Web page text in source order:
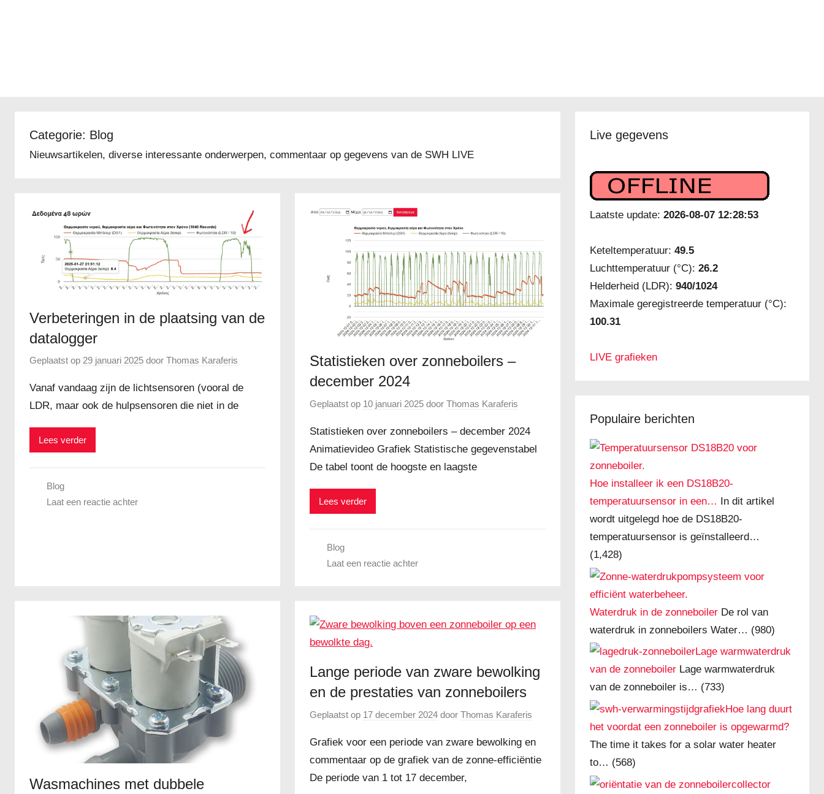
Categorie: Blog
Nieuwsartikelen, diverse interessante onderwerpen, commentaar op gegevens van de SWH LIVE
Verbeteringen in de plaatsing van de
datalogger
Geplaatst op 29 januari 2025 door Thomas Karaferis
Vanaf vandaag zijn de lichtsensoren (vooral de
LDR, maar ook de hulpsensoren die niet in de
Lees verder
Blog
Laat een reactie achter
Statistieken over zonneboilers –
december 2024
Geplaatst op 10 januari 2025 doorThomas Karaferis
Statistieken over zonneboilers – december 2024
Animatievideo Grafiek Statistische gegevenstabel
De tabel toont de hoogste en laagste
Lees verder
Blog
Laat een reactie achter
Wasmachines met dubbele
Lange periode van zware bewolking
en de prestaties van zonneboilers
Geplaatst op 17 december 2024 doorThomas Karaferis
Grafiek voor een periode van zware bewolking en
commentaar op de grafiek van de zonne-efficiëntie
De periode van 1 tot 17 december,
Live gegevens
Laatste update:2026-08-07 12:28:53
Keteltemperatuur:49.5
Luchttemperatuur (°C):26.2
Helderheid (LDR):940/1024
Maximale geregistreerde temperatuur (°C):
100.31
LIVE grafieken
Populaire berichten
Hoe installeer ik een DS18B20-
temperatuursensor in een… In dit artikel
wordt uitgelegd hoe de DS18B20-
temperatuursensor is geïnstalleerd…
(1,428)
Waterdruk in de zonneboiler De rol van
waterdruk in zonneboilers Water… (980)
Lage warmwaterdruk
van de zonneboiler Lage warmwaterdruk
van de zonneboiler is… (733)
Hoe lang duurt
het voordat een zonneboiler is opgewarmd?
The time it takes for a solar water heater
to… (568)